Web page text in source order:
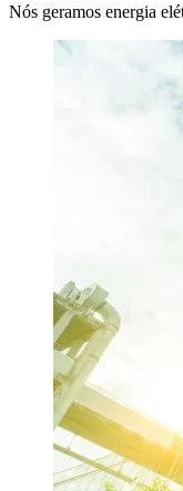
Nós geramos energia